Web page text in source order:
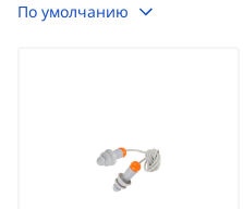
По умолчанию